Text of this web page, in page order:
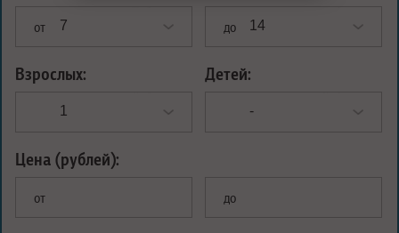
от до
Взрослых: Детей:
Цена (рублей):
от до